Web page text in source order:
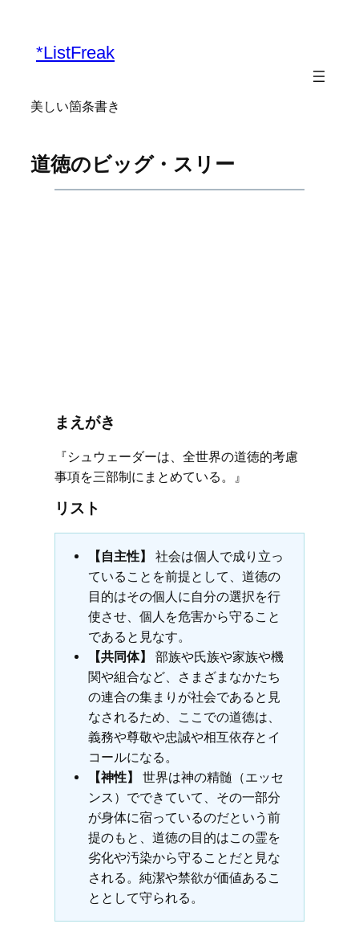
*ListFreak
美しい箇条書き
道徳のビッグ・スリー
まえがき
『シュウェーダーは、全世界の道徳的考慮
事項を三部制にまとめている。』
リスト
【自主性】
社会は個人で成り立っ
ていることを前提として、道徳の
目的はその個人に自分の選択を行
使させ、個人を危害から守ること
であると見なす。
【共同体】
部族や氏族や家族や機
関や組合など、さまざまなかたち
の連合の集まりが社会であると見
なされるため、ここでの道徳は、
義務や尊敬や忠誠や相互依存とイ
コールになる。
【神性】
世界は神の精髄（エッセ
ンス）でできていて、その一部分
が身体に宿っているのだという前
提のもと、道徳の目的はこの霊を
劣化や汚染から守ることだと見な
される。純潔や禁欲が価値あるこ
ととして守られる。